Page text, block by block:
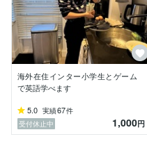
ー嫌いなものー
・納豆、オクラ
僕といっぱい遊ぼうね！
海外在住インター小学生とゲーム
で英語学べます
5.0 実績67件
受付休止中
1,000円